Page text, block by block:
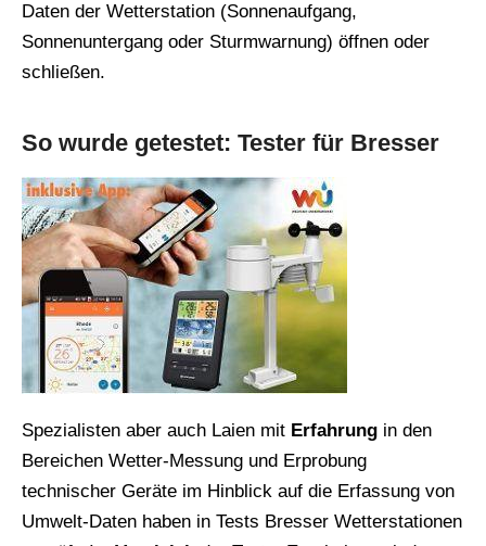
Daten der Wetterstation (Sonnenaufgang,
Sonnenuntergang oder Sturmwarnung) öffnen oder
schließen.
So wurde getestet: Tester für Bresser
Spezialisten aber auch Laien mit Erfahrung in den
Bereichen Wetter-Messung und Erprobung
technischer Geräte im Hinblick auf die Erfassung von
Umwelt-Daten haben in Tests Bresser Wetterstationen